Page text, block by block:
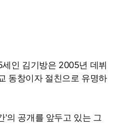
인 김기방은 2005년 데뷔
동창이자 절친으로 유명하
의 공개를 앞두고 있는 그